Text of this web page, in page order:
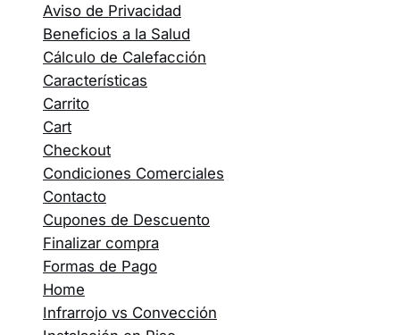
Aviso de Privacidad
Beneficios a la Salud
Cálculo de Calefacción
Características
Carrito
Cart
Checkout
Condiciones Comerciales
Contacto
Cupones de Descuento
Finalizar compra
Formas de Pago
Home
Infrarrojo vs Convección